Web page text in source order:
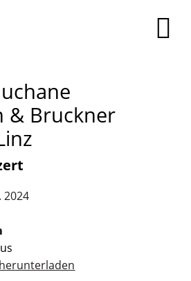
& Bruckner
2024